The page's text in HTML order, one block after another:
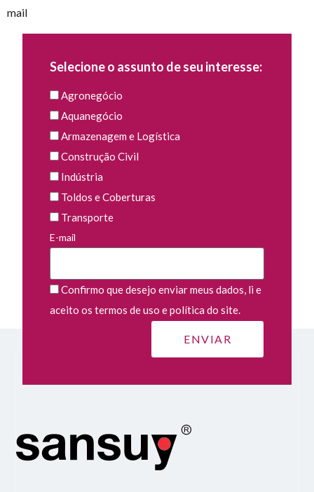
mail
Selecione o assunto de seu interesse:
Agronegócio
Aquanegócio
Armazenagem e Logística
Construção Civil
Indústria
Toldos e Coberturas
Transporte
E-mail
Confirmo que desejo enviar meus dados, li e
aceito os termos de uso e política do site.